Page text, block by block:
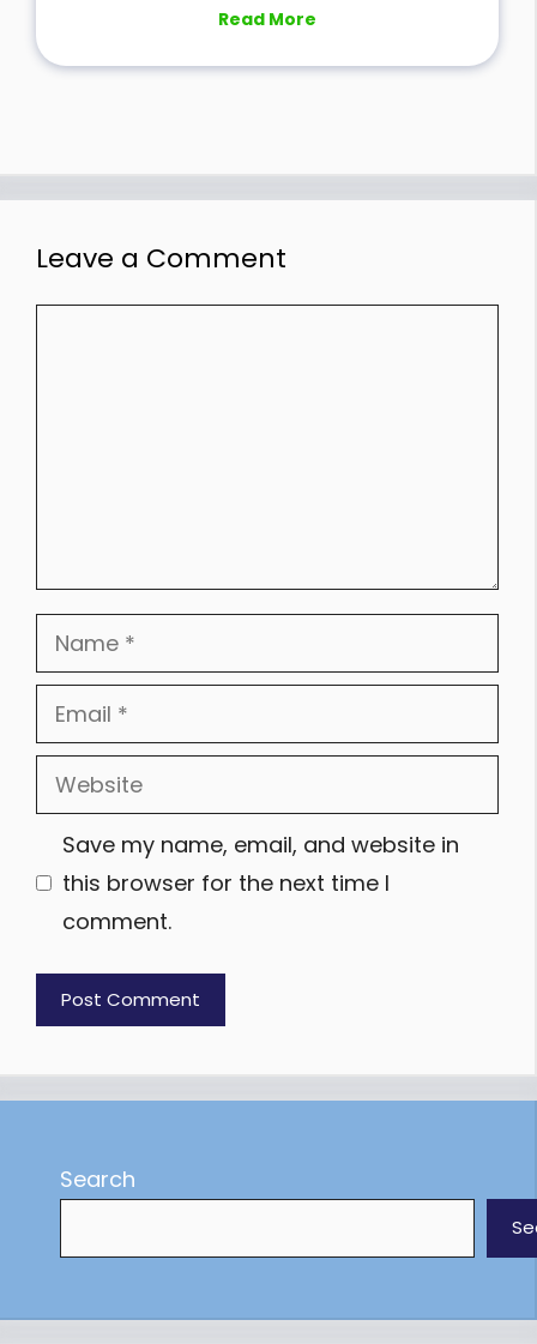
Read More
Leave a Comment
Name
Email
Website
Save my name, email, and website in
this browser for the next time I
comment.
Search